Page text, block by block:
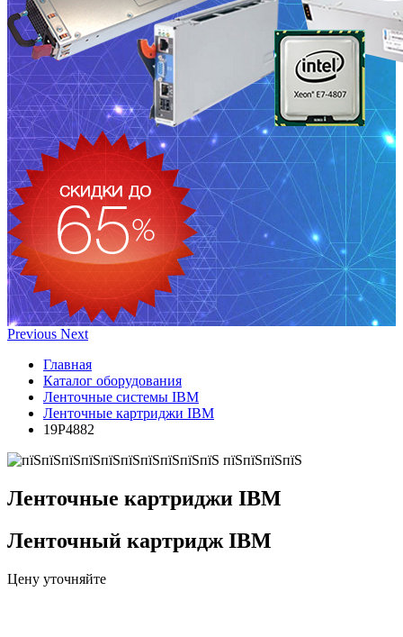
Previous Next
Главная
Каталог оборудования
Ленточные системы IBM
Ленточные картриджи IBM
19P4882
Ленточные картриджи IBM
Ленточный картридж IBM
Цену уточняйте